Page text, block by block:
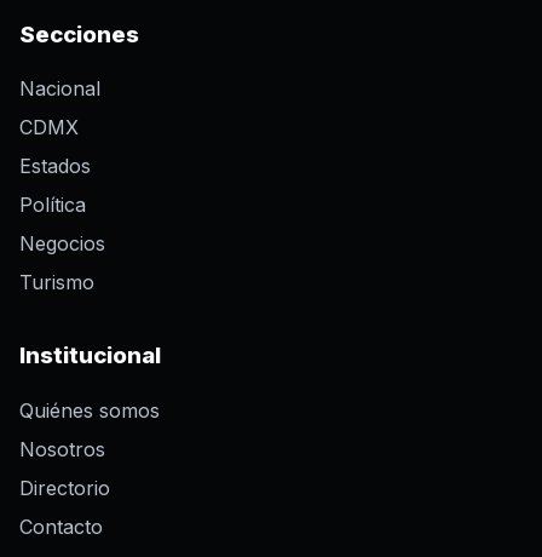
Secciones
Nacional
CDMX
Estados
Política
Negocios
Turismo
Institucional
Quiénes somos
Nosotros
Directorio
Contacto